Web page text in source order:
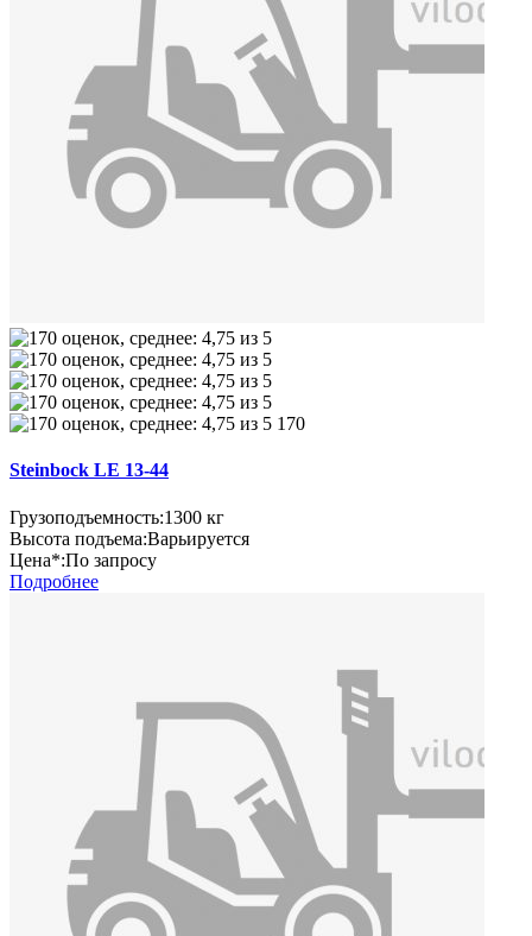
170
Steinbock LE 13-44
Грузоподъемность:1300 кг
Высота подъема:Варьируется
Цена*:По запросу
Подробнее